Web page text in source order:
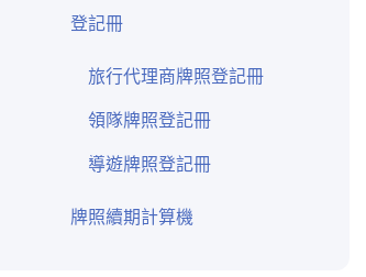
登記冊
旅行代理商牌照登記冊
領隊牌照登記冊
導遊牌照登記冊
牌照續期計算機